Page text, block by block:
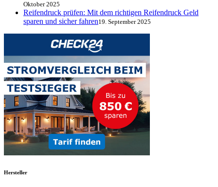
Oktober 2025
Reifendruck prüfen: Mit dem richtigen Reifendruck Geld
sparen und sicher fahren19. September 2025
Hersteller